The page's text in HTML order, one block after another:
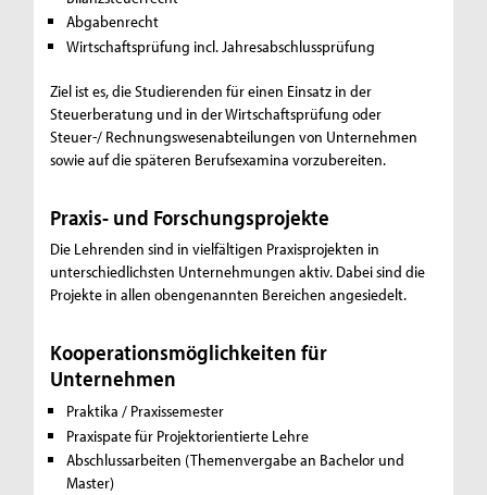
Abgabenrecht
Wirtschaftsprüfung incl. Jahresabschlussprüfung
Ziel ist es, die Studierenden für einen Einsatz in der
Steuerberatung und in der Wirtschaftsprüfung oder
Steuer-/ Rechnungswesenabteilungen von Unternehmen
sowie auf die späteren Berufsexamina vorzubereiten.
Praxis- und Forschungsprojekte
Die Lehrenden sind in vielfältigen Praxisprojekten in
unterschiedlichsten Unternehmungen aktiv. Dabei sind die
Projekte in allen obengenannten Bereichen angesiedelt.
Kooperationsmöglichkeiten für
Unternehmen
Praktika / Praxissemester
Praxispate für Projektorientierte Lehre
Abschlussarbeiten (Themenvergabe an Bachelor und
Master)